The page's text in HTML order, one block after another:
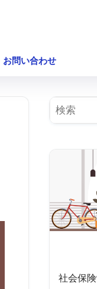
お問い合わせ
社会保